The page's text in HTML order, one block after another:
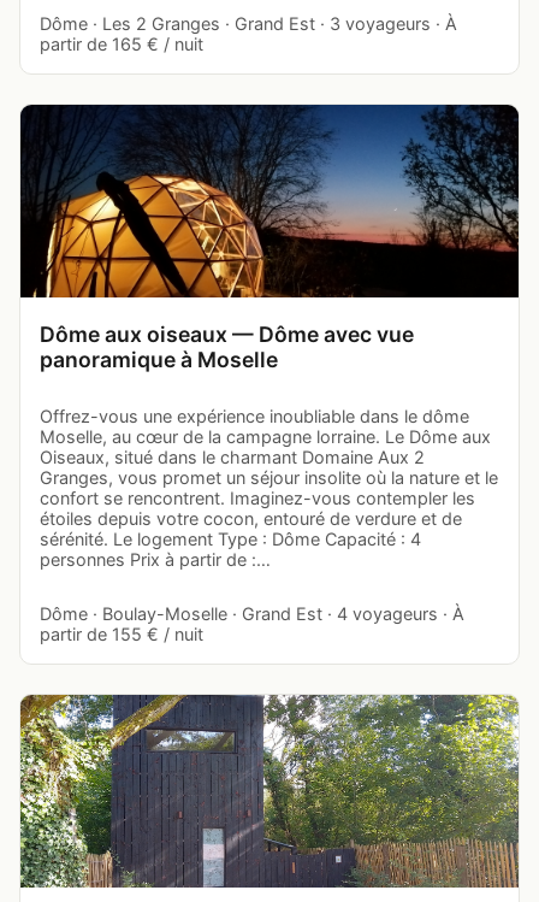
Dôme · Les 2 Granges · Grand Est · 3 voyageurs · À
partir de 165 € / nuit
Dôme aux oiseaux — Dôme avec vue
panoramique à Moselle
Offrez-vous une expérience inoubliable dans le dôme
Moselle, au cœur de la campagne lorraine. Le Dôme aux
Oiseaux, situé dans le charmant Domaine Aux 2
Granges, vous promet un séjour insolite où la nature et le
confort se rencontrent. Imaginez-vous contempler les
étoiles depuis votre cocon, entouré de verdure et de
sérénité. Le logement Type : Dôme Capacité : 4
personnes Prix à partir de :…
Dôme · Boulay-Moselle · Grand Est · 4 voyageurs · À
partir de 155 € / nuit